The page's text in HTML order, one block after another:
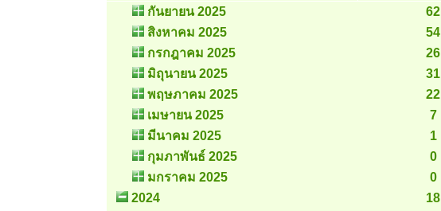
กันยายน 2025
62
สิงหาคม 2025
54
กรกฎาคม 2025
26
มิถุนายน 2025
31
พฤษภาคม 2025
22
เมษายน 2025
7
มีนาคม 2025
1
กุมภาพันธ์ 2025
0
มกราคม 2025
0
2024
18